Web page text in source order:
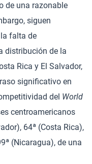
de una razonable
siguen
falta de
distribución de la
Rica y El Salvador,
significativo en
del World
centroamericanos
64ª (Costa Rica),
(Nicaragua), de una